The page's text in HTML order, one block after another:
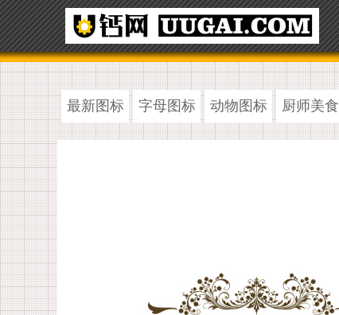
最新图标 字母图标 动物图标 厨师美食